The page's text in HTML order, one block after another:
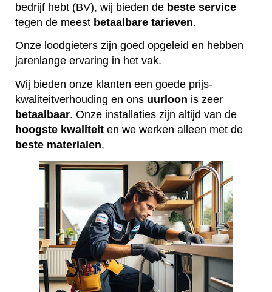
bedrijf hebt (BV), wij bieden de beste service
tegen de meest betaalbare tarieven.
Onze loodgieters zijn goed opgeleid en hebben
jarenlange ervaring in het vak.
Wij bieden onze klanten een goede prijs-
kwaliteitverhouding en ons uurloon is zeer
betaalbaar. Onze installaties zijn altijd van de
hoogste kwaliteit en we werken alleen met de
beste materialen.